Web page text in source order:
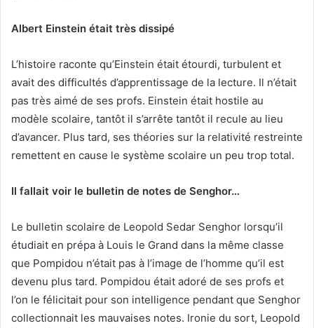
Albert Einstein était très dissipé
L’histoire raconte qu’Einstein était étourdi, turbulent et
avait des difficultés d’apprentissage de la lecture. Il n’était
pas très aimé de ses profs. Einstein était hostile au
modèle scolaire, tantôt il s’arrête tantôt il recule au lieu
d’avancer. Plus tard, ses théories sur la relativité restreinte
remettent en cause le système scolaire un peu trop total.
Il fallait voir le bulletin de notes de Senghor…
Le bulletin scolaire de Leopold Sedar Senghor lorsqu’il
étudiait en prépa à Louis le Grand dans la même classe
que Pompidou n’était pas à l’image de l’homme qu’il est
devenu plus tard. Pompidou était adoré de ses profs et
l’on le félicitait pour son intelligence pendant que Senghor
collectionnait les mauvaises notes. Ironie du sort, Leopold